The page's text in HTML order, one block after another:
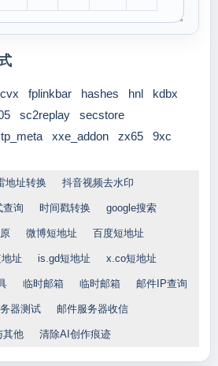
cvx fplinkbar hashes hnl
kdbx
sc2replay
secstore
tp_meta xxe_addon zx65 9xc
地址转换 抖音视频去水印
查询 时间戳转换 google搜索
微博短地址 百度短地址
址 is.gd短地址 x.co短地址
临时邮箱 临时邮箱 邮件IP查询
器测试 邮件服务器收信
其他 清除AI创作痕迹